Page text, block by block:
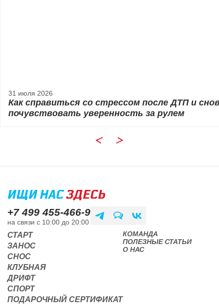
31 июля 2026
Как справиться со стрессом после ДТП и
почувствовать уверенность за рулем
ИЩИ НАСЗДЕСЬ
+7 499 455-466-9
на связи с 10:00 до 20:00
СТАРТ
ЗАНОС
СНОС
КЛУБНАЯ
ДРИФТ
СПОРТ
ПОДАРОЧНЫЙ СЕРТИФИКАТ
КОМАНДА
ПОЛЕЗНЫЕ СТАТЬИ
О НАС